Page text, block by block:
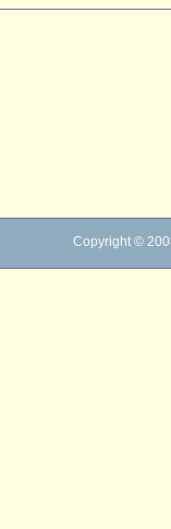
Copyright ©